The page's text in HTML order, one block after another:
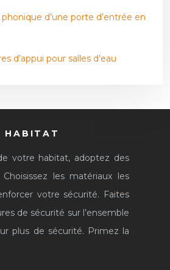
d’une porte d’entrée en
d’appui pour salles d’eau
HABITAT
votre habitat, adoptez des
les matériaux les
votre sécurité. Faites
de sécurité sur l’ensemble
plus de sécurité. Primez la